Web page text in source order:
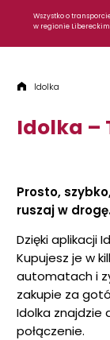
Wszystko o
w regionie Libereckim
Idolka
Idolka –
Prosto,
ruszaj w
Dzięki aplikacji
Kupujesz je w
automatach i
zakupie za
Idolka znajdzie
połączenie.